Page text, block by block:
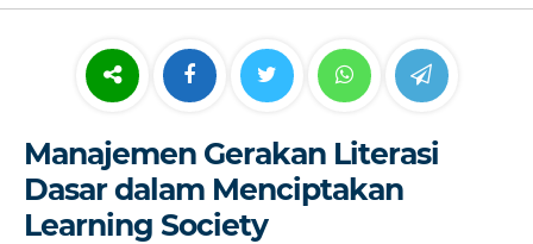
Manajemen Gerakan Literasi
Dasar dalam Menciptakan
Learning Society